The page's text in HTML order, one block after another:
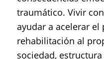
traumático. Vivir
ayudar a acelerar el
rehabilitación al
sociedad,